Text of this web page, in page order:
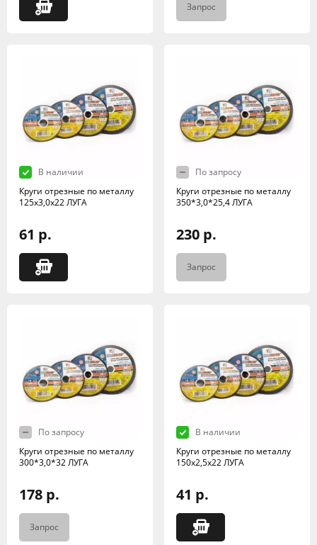
Запрос
В наличии
Круги отрезные по металлу
125х3,0х22 ЛУГА
61 р.
По запросу
Круги отрезные по металлу
350*3,0*25,4 ЛУГА
230 р.
Запрос
По запросу
Круги отрезные по металлу
300*3,0*32 ЛУГА
178 р.
Запрос
В наличии
Круги отрезные по металлу
150х2,5х22 ЛУГА
41 р.